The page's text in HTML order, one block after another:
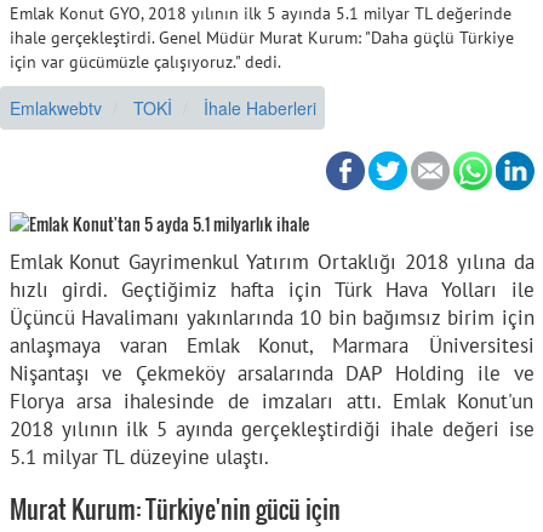
Emlak Konut GYO, 2018 yılının ilk 5 ayında 5.1 milyar TL değerinde
ihale gerçekleştirdi. Genel Müdür Murat Kurum: "Daha güçlü Türkiye
için var gücümüzle çalışıyoruz." dedi.
Emlakwebtv TOKİ İhale Haberleri
Emlak Konut Gayrimenkul Yatırım Ortaklığı 2018 yılına da
hızlı girdi. Geçtiğimiz hafta için Türk Hava Yolları ile
Üçüncü Havalimanı yakınlarında 10 bin bağımsız birim için
anlaşmaya varan Emlak Konut, Marmara Üniversitesi
Nişantaşı ve Çekmeköy arsalarında DAP Holding ile ve
Florya arsa ihalesinde de imzaları attı. Emlak Konut'un
2018 yılının ilk 5 ayında gerçekleştirdiği ihale değeri ise
5.1 milyar TL düzeyine ulaştı.
Murat Kurum: Türkiye'nin gücü için